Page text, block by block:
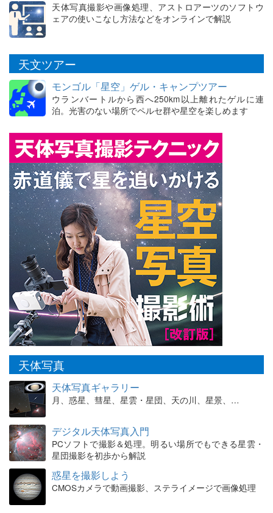
天体写真撮影や画像処理、アストロアーツのソフトウ
ェアの使いこなし方法などをオンラインで解説
天文ツアー
モンゴル「星空」ゲル・キャンプツアー
ウランバートルから西へ250km以上離れたゲルに連
泊。光害のない場所でペルセ群や星空を楽しめます
天体写真
天体写真ギャラリー
月、惑星、彗星、星雲・星団、天の川、星景、…
デジタル天体写真入門
PCソフトで撮影＆処理。明るい場所でもできる星雲・
星団撮影を初歩から解説
惑星を撮影しよう
CMOSカメラで動画撮影、ステライメージで画像処理